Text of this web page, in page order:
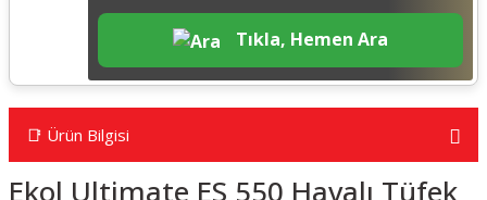
Tıkla, Hemen Ara
📑 Ürün Bilgisi
Ekol Ultimate ES 550 Havalı Tüfek